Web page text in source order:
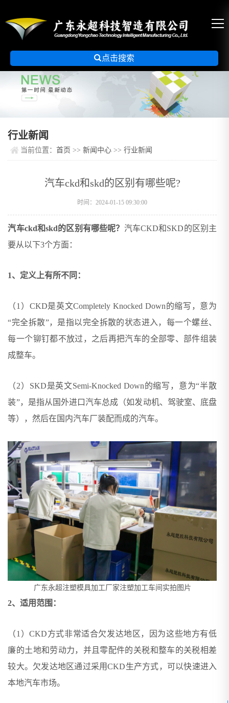
 点击搜索
行业新闻
当前位置：首页 >>新闻中心 >>行业新闻
汽车ckd和skd的区别有哪些呢?
时间：2024-01-15 09:30:00
汽车ckd和skd的区别有哪些呢？ 汽车CKD和SKD的区别主
要从以下3个方面：
1、定义上有所不同：
（1）CKD是英文Completely Knocked Down的缩写，意为
“完全拆散”，是指以完全拆散的状态进入，每一个螺丝、
每一个铆钉都不放过，之后再把汽车的全部零、部件组装
成整车。
（2）SKD是英文Semi-Knocked Down的缩写，意为“半散
装”，是指从国外进口汽车总成（如发动机、驾驶室、底盘
等），然后在国内汽车厂装配而成的汽车。
广东永超注塑模具加工厂家注塑加工车间实拍图片
2、适用范围：
（1）CKD方式非常适合欠发达地区，因为这些地方有低
廉的土地和劳动力，并且零配件的关税和整车的关税相差
较大。欠发达地区通过采用CKD生产方式，可以快速进入
本地汽车市场。